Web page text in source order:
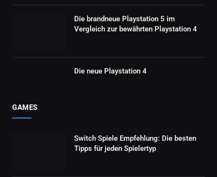
Die brandneue Playstation 5 im
Vergleich zur bewährten Playstation 4
Die neue Playstation 4
GAMES
Switch Spiele Empfehlung: Die besten
Tipps für jeden Spielertyp